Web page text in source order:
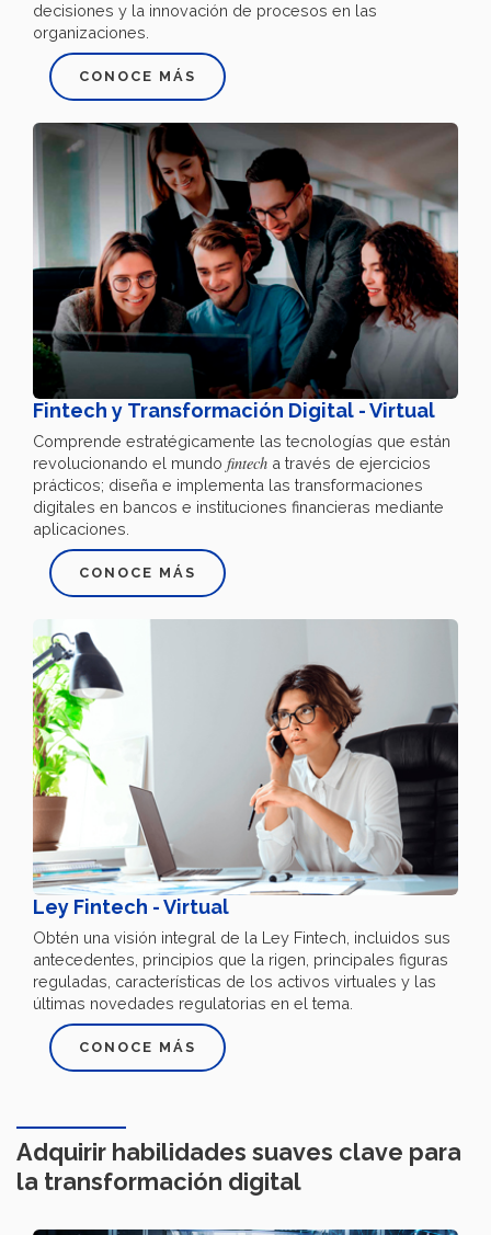
decisiones y la innovación de procesos en las
organizaciones.
CONOCE MÁS
Fintech y Transformación Digital - Virtual
Comprende estratégicamente las tecnologías que están
revolucionando el mundo fintech a través de ejercicios
prácticos; diseña e implementa las transformaciones
digitales en bancos e instituciones financieras mediante
aplicaciones.
CONOCE MÁS
Ley Fintech - Virtual
Obtén una visión integral de la Ley Fintech, incluidos sus
antecedentes, principios que la rigen, principales figuras
reguladas, características de los activos virtuales y las
últimas novedades regulatorias en el tema.
CONOCE MÁS
Adquirir habilidades suaves clave para
la transformación digital